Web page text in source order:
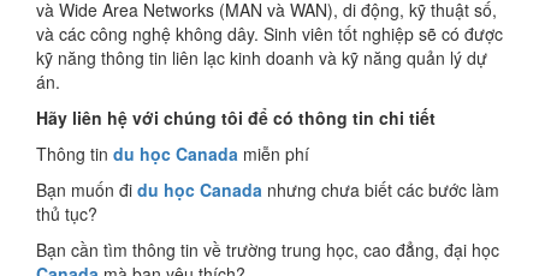
và Wide Area Networks (MAN và WAN), di động, kỹ thuật số,
và các công nghệ không dây. Sinh viên tốt nghiệp sẽ có được
kỹ năng thông tin liên lạc kinh doanh và kỹ năng quản lý dự
án.
Hãy liên hệ với chúng tôi để có thông tin chi tiết
Thông tin du học Canada miễn phí
Bạn muốn đi du học Canada nhưng chưa biết các bước làm
thủ tục?
Bạn cần tìm thông tin về trường trung học, cao đẳng, đại học